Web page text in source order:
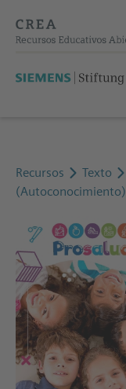
Recursos Texto
(Autoconocimiento)